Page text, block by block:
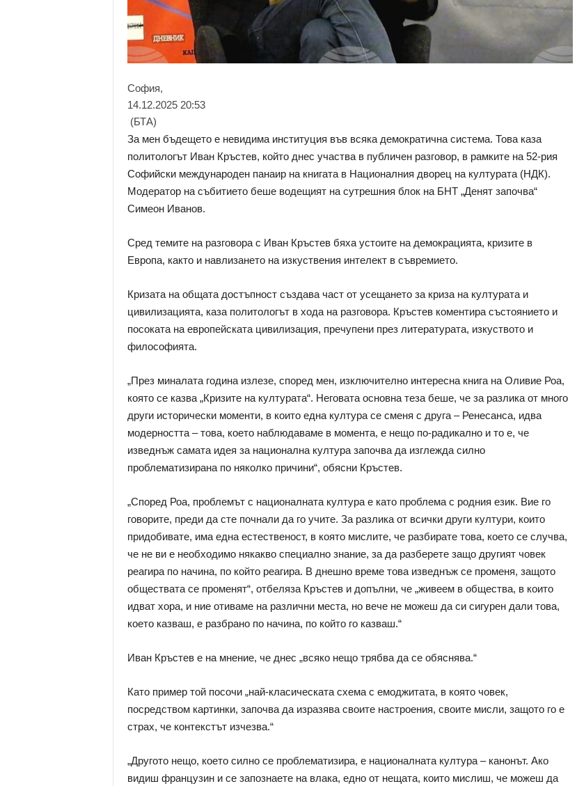
София,
14.12.2025 20:53
(БТА)
За мен бъдещето е невидима институция във всяка демократична система. Това каза
политологът Иван Кръстев, който днес участва в публичен разговор, в рамките на 52-рия
Софийски международен панаир на книгата в Националния дворец на културата (НДК).
Модератор на събитието беше водещият на сутрешния блок на БНТ „Денят започва“
Симеон Иванов.
Сред темите на разговора с Иван Кръстев бяха устоите на демокрацията, кризите в
Европа, както и навлизането на изкуствения интелект в съвремието.
Кризата на общата достъпност създава част от усещането за криза на културата и
цивилизацията, каза политологът в хода на разговора. Кръстев коментира състоянието и
посоката на европейската цивилизация, пречупени през литературата, изкуството и
философията.
„През миналата година излезе, според мен, изключително интересна книга на Оливие Роа,
която се казва „Кризите на културата“. Неговата основна теза беше, че за разлика от много
други исторически моменти, в които една култура се сменя с друга – Ренесанса, идва
модерността – това, което наблюдаваме в момента, е нещо по-радикално и то е, че
изведнъж самата идея за национална култура започва да изглежда силно
проблематизирана по няколко причини“, обясни Кръстев.
„Според Роа, проблемът с националната култура е като проблема с родния език. Вие го
говорите, преди да сте почнали да го учите. За разлика от всички други култури, които
придобивате, има една естественост, в която мислите, че разбирате това, което се случва,
че не ви е необходимо някакво специално знание, за да разберете защо другият човек
реагира по начина, по който реагира. В днешно време това изведнъж се променя, защото
обществата се променят“, отбеляза Кръстев и допълни, че „живеем в общества, в които
идват хора, и ние отиваме на различни места, но вече не можеш да си сигурен дали това,
което казваш, е разбрано по начина, по който го казваш.“
Иван Кръстев е на мнение, че днес „всяко нещо трябва да се обяснява.“
Като пример той посочи „най-класическата схема с емоджитата, в която човек,
посредством картинки, започва да изразява своите настроения, своите мисли, защото го е
страх, че контекстът изчезва.“
„Другото нещо, което силно се проблематизира, е националната култура – канонът. Ако
видиш французин и се запознаете на влака, едно от нещата, които мислиш, че можеш да